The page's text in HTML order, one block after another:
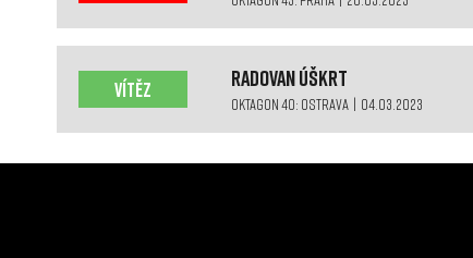
VÍTĚZ RadovanÚškrt
OKTAGON 40: OSTRAVA | 04.03.2023